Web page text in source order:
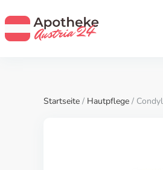
Startseite / Hautpflege /